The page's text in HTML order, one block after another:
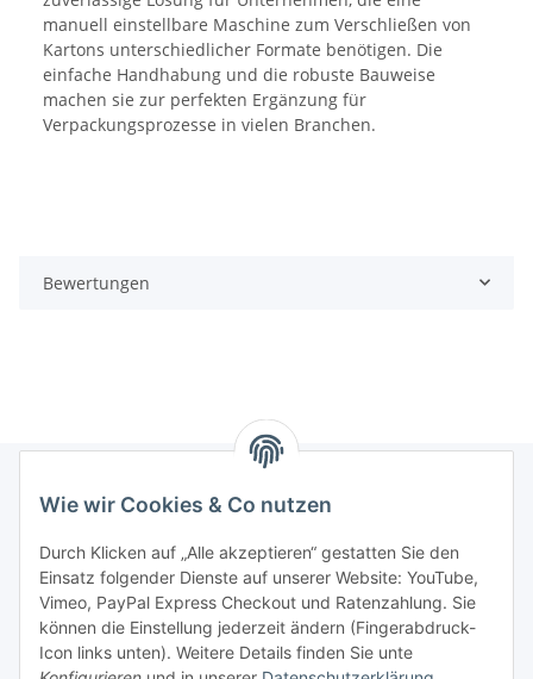
manuell einstellbare Maschine zum Verschließen von
Kartons unterschiedlicher Formate benötigen. Die
einfache Handhabung und die robuste Bauweise
machen sie zur perfekten Ergänzung für
Verpackungsprozesse in vielen Branchen.
Bewertungen
Gesetzliche Informationen
Vertrag widerrufen
Wie wir Cookies & Co nutzen
Durch Klicken auf „Alle akzeptieren“ gestatten Sie den
Einsatz folgender Dienste auf unserer Website: YouTube,
Vimeo, PayPal Express Checkout und Ratenzahlung. Sie
können die Einstellung jederzeit ändern (Fingerabdruck-
Icon links unten). Weitere Details finden Sie unte